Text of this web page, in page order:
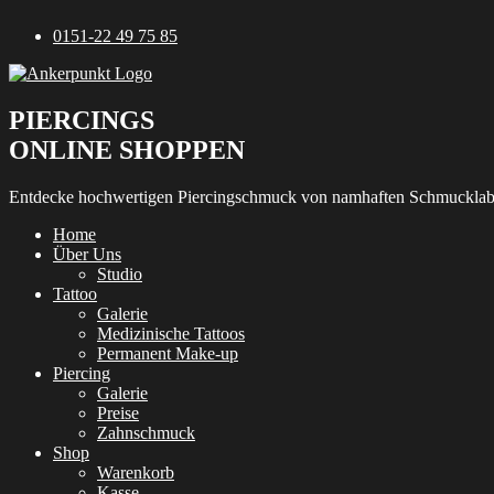
Inhalt
0151-22 49 75 85
PIERCINGS
ONLINE SHOPPEN
Entdecke hochwertigen Piercingschmuck von namhaften
Home
Über Uns
Studio
Tattoo
Galerie
Medizinische Tattoos
Permanent Make-up
Piercing
Galerie
Preise
Zahnschmuck
Shop
Warenkorb